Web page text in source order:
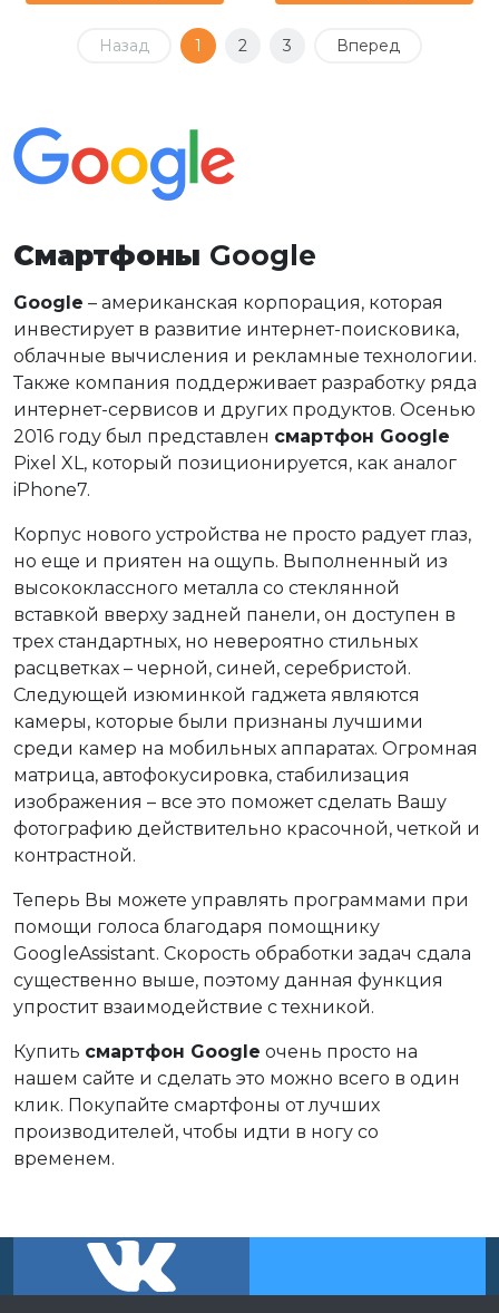
Назад 1 2 3 Вперед
Смартфоны Google
Google – американская корпорация, которая
инвестирует в развитие интернет-поисковика,
облачные вычисления и рекламные технологии.
Также компания поддерживает разработку ряда
интернет-сервисов и других продуктов. Осенью
2016 году был представлен смартфон Google
Pixel XL, который позиционируется, как аналог
iPhone7.
Корпус нового устройства не просто радует глаз,
но еще и приятен на ощупь. Выполненный из
высококлассного металла со стеклянной
вставкой вверху задней панели, он доступен в
трех стандартных, но невероятно стильных
расцветках – черной, синей, серебристой.
Следующей изюминкой гаджета являются
камеры, которые были признаны лучшими
среди камер на мобильных аппаратах. Огромная
матрица, автофокусировка, стабилизация
изображения – все это поможет сделать Вашу
фотографию действительно красочной, четкой и
контрастной.
Теперь Вы можете управлять программами при
помощи голоса благодаря помощнику
GoogleAssistant. Скорость обработки задач сдала
существенно выше, поэтому данная функция
упростит взаимодействие с техникой.
Купить смартфон Google очень просто на
нашем сайте и сделать это можно всего в один
клик. Покупайте смартфоны от лучших
производителей, чтобы идти в ногу со
временем.